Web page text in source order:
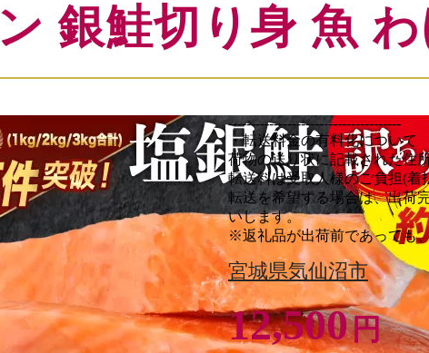
ン 銀鮭切り身 魚 わ
--------------------------------------
・転送料金の有料化について
荷物の送り状に記載された住
転送料は受取人様のご負担(着
転送を希望する場合は、出荷
いします。
※返礼品が出荷前であっても
をお願いします。
--------------------------------------
＼ ここがポイント ／
◆肉厚で旨みたっぷり♪
独自の製法で丁寧に熟成し、
宮城県気仙沼市
12,500円